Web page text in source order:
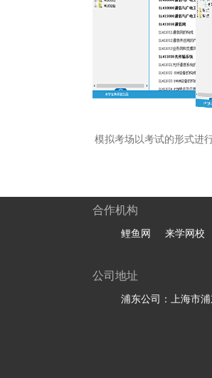
模拟考场以考试的形式进
合作机构
鲤鱼网 来学网校
公司地址
浦东公司：上海市